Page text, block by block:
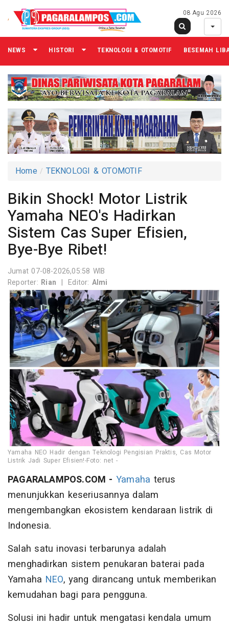
08 Agu 2026
NEWS HISTORI TEKNOLOGI & OTOMOTIF BESEMAH
Home TEKNOLOGI & OTOMOTIF
Bikin Shock! Motor Listrik
Yamaha NEO's Hadirkan
Sistem Cas Super Efisien,
Bye-Bye Ribet!
Jumat 07-08-2026,05:58 WIB
Reporter: Rian | Editor: Almi
Yamaha NEO Hadir dengan Teknologi Pengisian Praktis, Cas Motor
Listrik Jadi Super Efisien!-Foto: net -
PAGARALAMPOS.COM - Yamaha terus
menunjukkan keseriusannya dalam
mengembangkan ekosistem kendaraan listrik di
Indonesia.
Salah satu inovasi terbarunya adalah
menghadirkan sistem penukaran baterai pada
Yamaha NEO, yang dirancang untuk memberikan
kemudahan bagi para pengguna.
Solusi ini hadir untuk mengatasi kendala umum